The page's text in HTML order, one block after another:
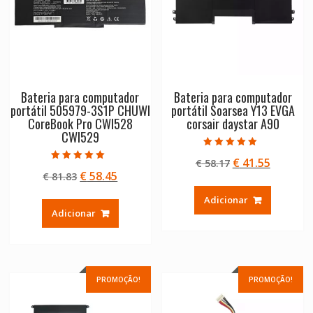
Bateria para computador
portátil 505979-3S1P CHUWI
CoreBook Pro CWI528
CWI529
5.00
de 5
€81.83 O
original
era:
€58.45
Adicionar
Bateria para computador
portátil Soarsea Y13 EVGA
corsair daystar A90
5.00
de 5
€58.17 O
original
era:
€41.55O
Adicionar
PROMOÇÃO! PROMOÇÃO!